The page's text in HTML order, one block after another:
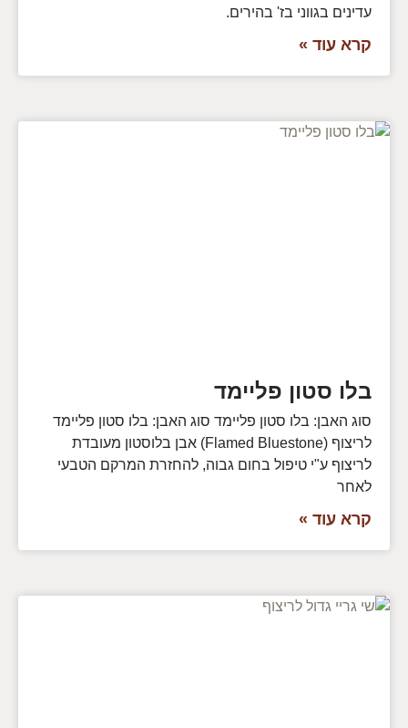
עדינים בגווני בז' בהירים.
קרא עוד »
בלו סטון פליימד
סוג האבן: בלו סטון פליימד סוג האבן: בלו סטון פליימד
לריצוף (Flamed Bluestone) אבן בלוסטון מעובדת
לריצוף ע"י טיפול בחום גבוה, להחזרת המרקם הטבעי
לאחר
קרא עוד »